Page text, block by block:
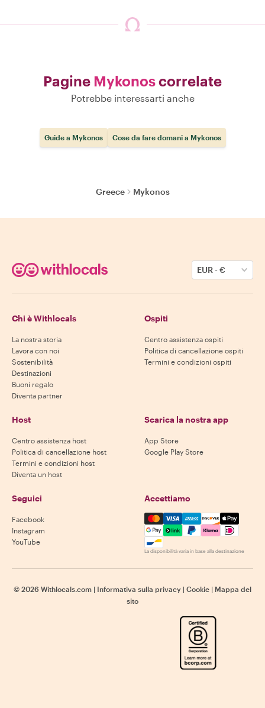
Pagine Mykonoscorrelate
Potrebbe interessarti anche
Guide a Mykonos Cose da fare domani a Mykonos
Greece Mykonos
EUR-€
Chi è Withlocals
La nostra storia
Lavora con noi
Sostenibilità
Destinazioni
Buoni regalo
Diventa partner
Ospiti
Centro assistenza ospiti
Politica di cancellazione ospiti
Termini e condizioni ospiti
Host
Centro assistenza host
Politica di cancellazione host
Termini e condizioni host
Diventa un host
Scarica la nostra app
App Store
Google Play Store
Seguici
Facebook
Instagram
YouTube
Accettiamo
Mastercard, Visa, Amex,
La disponibilità varia in base alla destinazione
© 2026 Withlocals.com | Informativa sulla privacy | Cookie | Mappa del
sito